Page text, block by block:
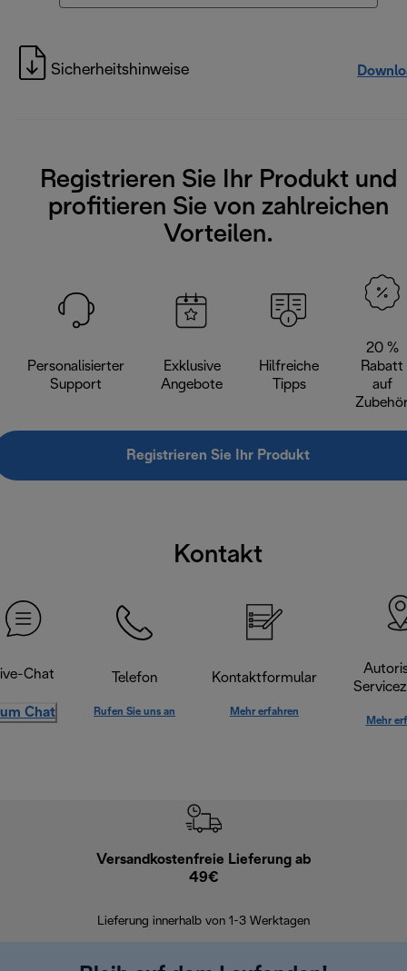
Sicherheitshinweise
Registrieren Sie Ihr Produkt und
profitieren Sie von zahlreichen
Vorteilen.
Personalisierter
Support
Exklusive
Angebote
Hilfreiche
Tipps
20 %
Rabatt
auf
Registrieren Sie Ihr Produkt
Kontakt
Chat
Chat
Telefon
Rufen Sie uns an
Kontaktformular
Mehr erfahren
Mehr
Versandkostenfreie Lieferung ab
49€
Lieferung innerhalb von 1-3 Werktagen